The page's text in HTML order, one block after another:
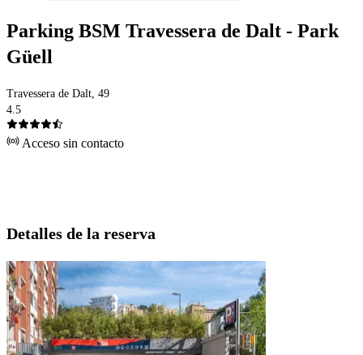
Parking BSM Travessera de Dalt - Park
Güell
Travessera de Dalt, 49
4.5
Acceso sin contacto
Detalles de la reserva